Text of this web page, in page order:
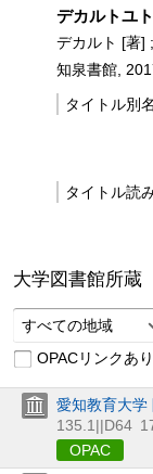
デカルトユ
デカルト [著]
知泉書館,
タイトル別名
タイトル読
大学図書館所蔵
すべての地域
OPACリンクあり
愛知教育大学
135.1||D64
OPAC